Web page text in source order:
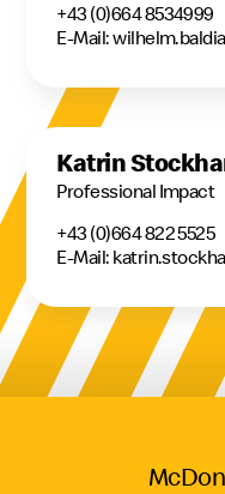
+43 (0)664 8534999
E-Mail:
Katrin
Professional Impact
+43 (0)664 822 5525
E-Mail: